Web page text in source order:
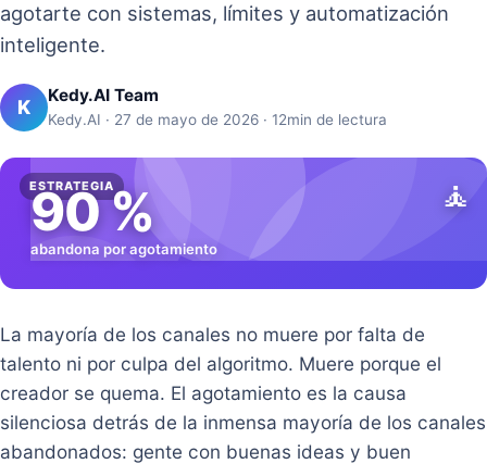
agotarte con sistemas, límites y automatización
inteligente.
K Kedy.AI Team
Kedy.AI · 27 de mayo de 2026 · 12min de lectura
ESTRATEGIA 🧘
90 %
abandona por agotamiento
La mayoría de los canales no muere por falta de
talento ni por culpa del algoritmo. Muere porque el
creador se quema. El agotamiento es la causa
silenciosa detrás de la inmensa mayoría de los canales
abandonados: gente con buenas ideas y buen